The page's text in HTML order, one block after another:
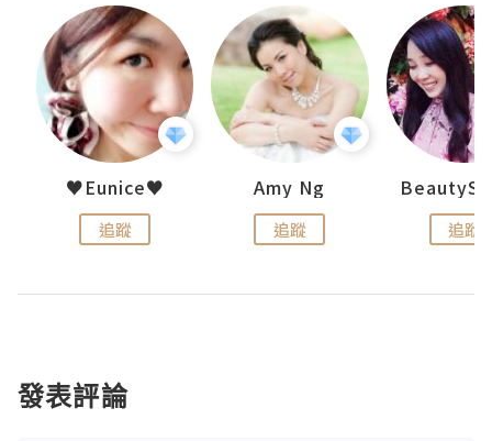
♥Eunice♥
追蹤
Amy Ng
追蹤 追蹤
發表評論